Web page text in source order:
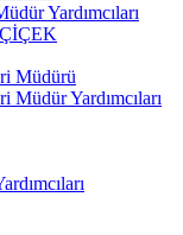
Yardımcıları
Müdürü
Yardımcıları